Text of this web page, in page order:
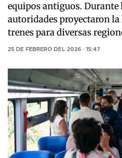
equipos antiguos. Durante
autoridades proyectaron la
trenes para diversas
25 DE FEBRERO DEL 2026 · 15:47